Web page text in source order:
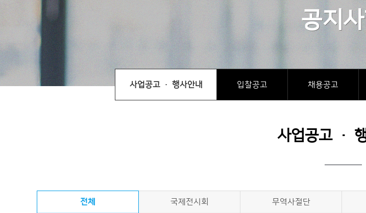
공지
사업공고 · 행사안내 입찰공고 채용공고
사업공고 ·
전체 국제전시회 무역사절단